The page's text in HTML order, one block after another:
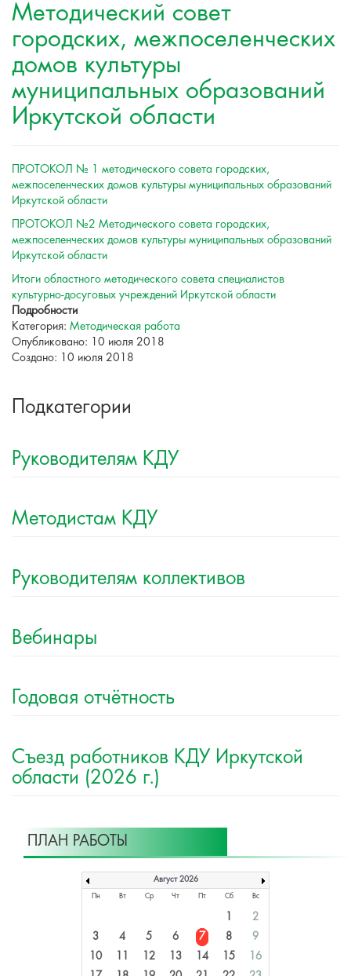
Методический совет
городских, межпоселенческих
домов культуры
муниципальных образований
Иркутской области
ПРОТОКОЛ № 1 методического совета городских,
межпоселенческих домов культуры муниципальных образований
Иркутской области
ПРОТОКОЛ №2 Методического совета городских,
межпоселенческих домов культуры муниципальных образований
Иркутской области
Итоги областного методического совета специалистов
культурно-досуговых учреждений Иркутской области
Подробности
Категория: Методическая работа
Опубликовано: 10 июля 2018
Создано: 10 июля 2018
Подкатегории
Руководителям КДУ
Методистам КДУ
Руководителям коллективов
Вебинары
Годовая отчётность
Съезд работников КДУ Иркутской
области (2026 г.)
ПЛАН РАБОТЫ
Август 2026
Пн Вт Ср Чт Пт Сб Вс
1
2
3
4 5 6 7 8
9
10
11 12 13 14 15
16